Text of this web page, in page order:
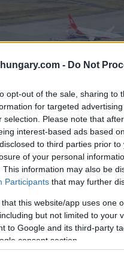
- Do Not
opt-out of the sale, sharing
for targeted
selection. Please note that
interest-based ads based
to third parties prior
of your personal
This information may also be
Participants that may further
that this website/app uses one
but not limited to your
to Google and its third-party
consent section.